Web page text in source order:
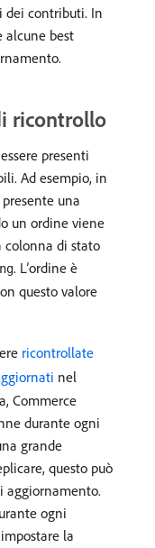
dei contributi. In
alcune best
ricontrollo
presenti
Ad esempio, in
una
un ordine viene
colonna di stato
. L’ordine è
questo valore
ricontrollate
nel
Commerce
durante ogni
grande
questo può
aggiornamento.
ogni
la